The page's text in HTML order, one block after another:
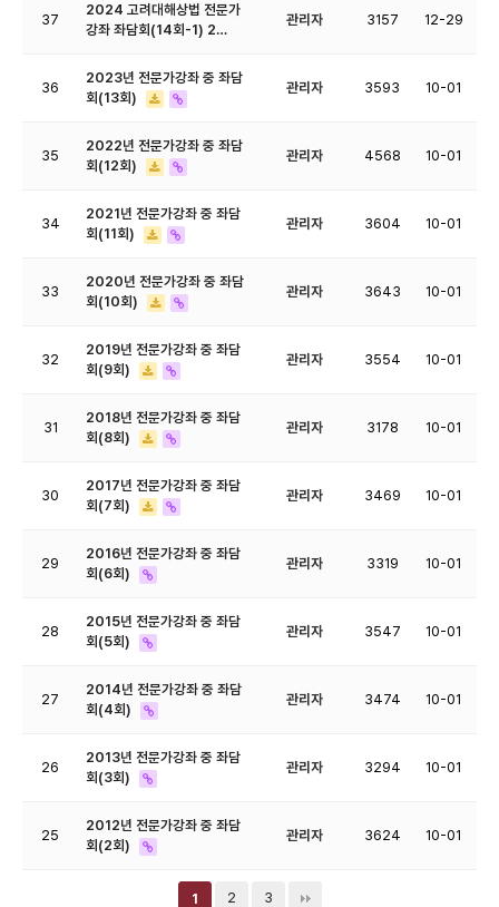
37
2024 고려대해상법 전문가
강좌 좌담회(14회-1) 2…
관리자 3157 12-29
36
2023년 전문가강좌 중 좌담
회(13회)
관리자 3593 10-01
35
2022년 전문가강좌 중 좌담
회(12회)
관리자 4568 10-01
34
2021년 전문가강좌 중 좌담
회(11회)
관리자 3604 10-01
33
2020년 전문가강좌 중 좌담
회(10회)
관리자 3643 10-01
32
2019년 전문가강좌 중 좌담
회(9회)
관리자 3554 10-01
31
2018년 전문가강좌 중 좌담
회(8회)
관리자 3178 10-01
30
2017년 전문가강좌 중 좌담
회(7회)
관리자 3469 10-01
29
2016년 전문가강좌 중 좌담
회(6회)
관리자 3319 10-01
28
2015년 전문가강좌 중 좌담
회(5회)
관리자 3547 10-01
27
2014년 전문가강좌 중 좌담
회(4회)
관리자 3474 10-01
26
2013년 전문가강좌 중 좌담
회(3회)
관리자 3294 10-01
25
2012년 전문가강좌 중 좌담
회(2회)
관리자 3624 10-01
1 2 3